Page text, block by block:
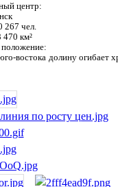
центр:
267 чел.
470 км²
положение:
долину огибает